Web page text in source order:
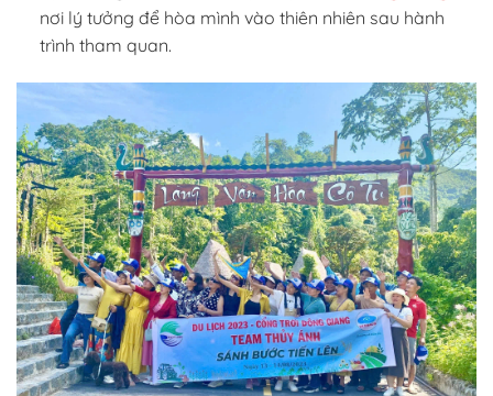
nơi lý tưởng để hòa mình vào thiên nhiên sau hành
trình tham quan.